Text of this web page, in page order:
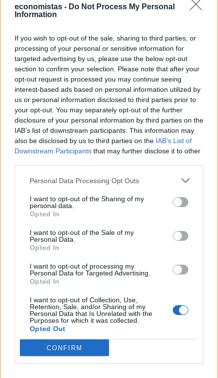
economistas - Do Not Process My Personal
Information
If you wish to opt-out of the sale, sharing to third parties, or
processing of your personal or sensitive information for
targeted advertising by us, please use the below opt-out
section to confirm your selection. Please note that after your
opt-out request is processed you may continue seeing
interest-based ads based on personal information utilized by
us or personal information disclosed to third parties prior to
your opt-out. You may separately opt-out of the further
disclosure of your personal information by third parties on the
IAB’s list of downstream participants. This information may
also be disclosed by us to third parties on the IAB’s List of
Downstream Participants that may further disclose it to other
Personal Data Processing Opt Outs
I want to opt-out of the Sharing of my
personal data.
Opted In
I want to opt-out of the Sale of my
Personal Data.
Opted In
I want to opt-out of processing my
Personal Data for Targeted Advertising.
Opted In
I want to opt-out of Collection, Use,
Retention, Sale, and/or Sharing of my
Personal Data that Is Unrelated with the
Purposes for which it was collected.
Opted Out
CONFIRM
Καιρός με 40άρια το Σαββατοκύριακο: Οι πιο
ζεστές περιοχές
Σε τροχιά νέας ανόδου μπαίνει η θερμοκρασία το
Σαββατοκύριακο, με τον υδράργυρο να πλησιάζει τους 40 βαθμούς
Κελσίου σε περιοχές της ηπειρωτικής Ελλάδας. Το Σάββατο
αναμένεται να είναι ιδιαίτερα ζεστό, με μέγιστες θερμοκρασίες 38 με
39 βαθμούς και τοπικά ακόμη και 40, ενώ η ζέστη θα διατηρηθεί
και την Κυριακή.
NEWSROOM/07 Αυγ 2026
ΚΟΙΝΩΝΙΑ
Ηλεκτρονικό "μάτι" σαρώνει τις παραλίες-
Περισσότεροι από 1.500 έλεγχοι έχουν πραγματοποιηθεί μέχρι
σήμερα σε πάνω από 300 παραλίες και 450 επιχειρήσεις σε
ολόκληρη τη χώρα, στο πλαίσιο της εντατικής εφαρμογής του
νέου θεσμικού πλαισίου για την προστασία των αιγιαλών και των
παραλιών και τη διασφάλιση της ελεύθερης πρόσβασης των
πολιτών.